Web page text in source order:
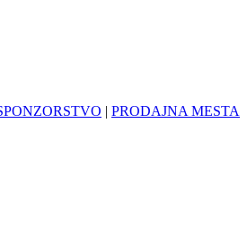
| PRODAJNA MESTA